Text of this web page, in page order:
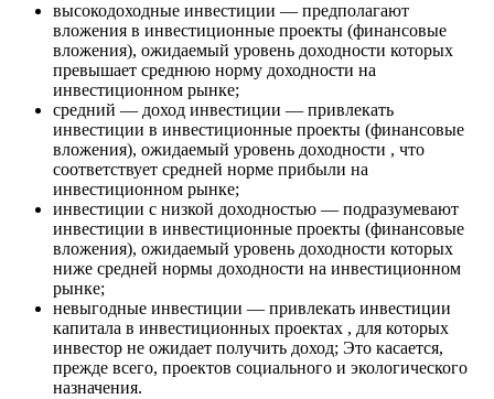
высокодоходные инвестиции — предполагают
вложения в инвестиционные проекты (финансовые
вложения), ожидаемый уровень доходности которых
превышает среднюю норму доходности на
инвестиционном рынке;
средний — доход инвестиции — привлекать
инвестиции в инвестиционные проекты (финансовые
вложения), ожидаемый уровень доходности , что
соответствует средней норме прибыли на
инвестиционном рынке;
инвестиции с низкой доходностью — подразумевают
инвестиции в инвестиционные проекты (финансовые
вложения), ожидаемый уровень доходности которых
ниже средней нормы доходности на инвестиционном
рынке;
невыгодные инвестиции — привлекать инвестиции
капитала в инвестиционных проектах , для которых
инвестор не ожидает получить доход; Это касается,
прежде всего, проектов социального и экологического
назначения.